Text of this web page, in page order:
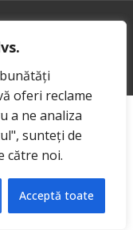
oferi reclame
a ne analiza
sunteți de
către noi.
Acceptă toate
Element.